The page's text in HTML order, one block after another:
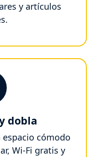
y artículos
dobla
cómodo
Wi-Fi gratis y